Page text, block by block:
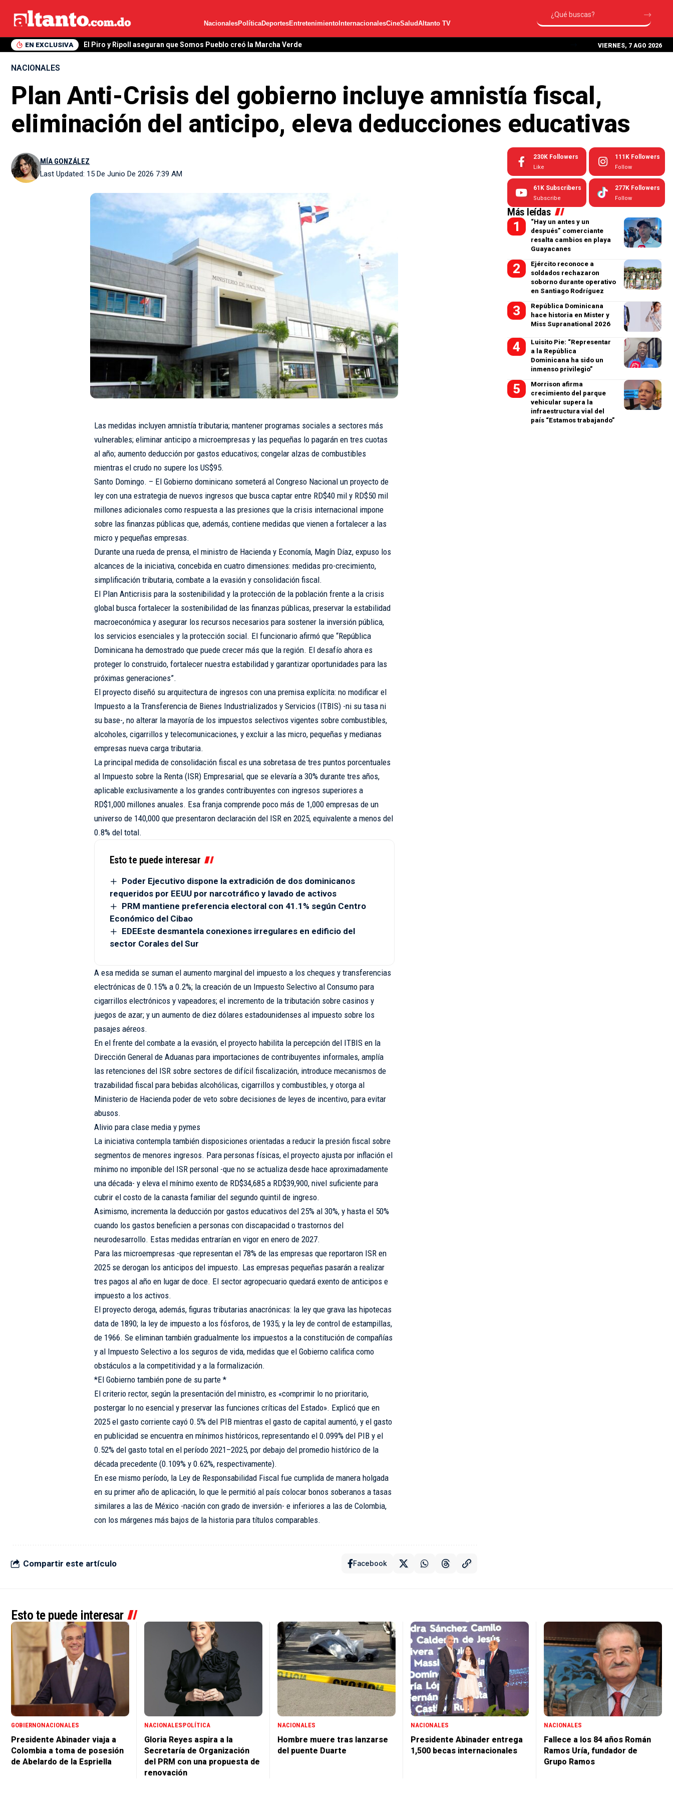
NacionalesPolíticaDeportesEntretenimiento InternacionalesCineSaludAltanto TV
EN EXCLUSIVA El Piro y Ripoll aseguran que Somos Pueblo creó la Marcha Verde VIERNES, 7 AGO 2026
NACIONALES
Plan Anti-Crisis del gobierno incluye amnistía fiscal,
eliminación del anticipo, eleva deducciones educativas
Last Updated: 15 De Junio De 2026 7:39 AM
MÍA GONZÁLEZ
Las medidas incluyen amnistía tributaria; mantener programas sociales a sectores más
vulnerables; eliminar anticipo a microempresas y las pequeñas lo pagarán en tres cuotas
al año; aumento deducción por gastos educativos; congelar alzas de combustibles
mientras el crudo no supere los US$95.
Santo Domingo. – El Gobierno dominicano someterá al Congreso Nacional un proyecto de
ley con una estrategia de nuevos ingresos que busca captar entre RD$40 mil y RD$50 mil
millones adicionales como respuesta a las presiones que la crisis internacional impone
sobre las finanzas públicas que, además, contiene medidas que vienen a fortalecer a las
micro y pequeñas empresas.
Durante una rueda de prensa, el ministro de Hacienda y Economía, Magín Díaz, expuso los
alcances de la iniciativa, concebida en cuatro dimensiones: medidas pro-crecimiento,
simplificación tributaria, combate a la evasión y consolidación fiscal.
El Plan Anticrisis para la sostenibilidad y la protección de la población frente a la crisis
global busca fortalecer la sostenibilidad de las finanzas públicas, preservar la estabilidad
macroeconómica y asegurar los recursos necesarios para sostener la inversión pública,
los servicios esenciales y la protección social. El funcionario afirmó que “República
Dominicana ha demostrado que puede crecer más que la región. El desafío ahora es
proteger lo construido, fortalecer nuestra estabilidad y garantizar oportunidades para las
próximas generaciones”.
El proyecto diseñó su arquitectura de ingresos con una premisa explícita: no modificar el
Impuesto a la Transferencia de Bienes Industrializados y Servicios (ITBIS) -ni su tasa ni
su base-, no alterar la mayoría de los impuestos selectivos vigentes sobre combustibles,
alcoholes, cigarrillos y telecomunicaciones, y excluir a las micro, pequeñas y medianas
empresas nueva carga tributaria.
La principal medida de consolidación fiscal es una sobretasa de tres puntos porcentuales
al Impuesto sobre la Renta (ISR) Empresarial, que se elevaría a 30% durante tres años,
aplicable exclusivamente a los grandes contribuyentes con ingresos superiores a
RD$1,000 millones anuales. Esa franja comprende poco más de 1,000 empresas de un
universo de 140,000 que presentaron declaración del ISR en 2025, equivalente a menos del
0.8% del total.
Esto te puede interesar
Poder Ejecutivo dispone la extradición de dos dominicanos
requeridos por EEUU por narcotráfico y lavado de activos
PRM mantiene preferencia electoral con 41.1% según Centro
Económico del Cibao
EDEEste desmantela conexiones irregulares en edificio del
sector Corales del Sur
A esa medida se suman el aumento marginal del impuesto a los cheques y transferencias
electrónicas de 0.15% a 0.2%; la creación de un Impuesto Selectivo al Consumo para
cigarrillos electrónicos y vapeadores; el incremento de la tributación sobre casinos y
juegos de azar; y un aumento de diez dólares estadounidenses al impuesto sobre los
pasajes aéreos.
En el frente del combate a la evasión, el proyecto habilita la percepción del ITBIS en la
Dirección General de Aduanas para importaciones de contribuyentes informales, amplía
las retenciones del ISR sobre sectores de difícil fiscalización, introduce mecanismos de
trazabilidad fiscal para bebidas alcohólicas, cigarrillos y combustibles, y otorga al
Ministerio de Hacienda poder de veto sobre decisiones de leyes de incentivo, para evitar
abusos.
Alivio para clase media y pymes
La iniciativa contempla también disposiciones orientadas a reducir la presión fiscal sobre
segmentos de menores ingresos. Para personas físicas, el proyecto ajusta por inflación el
mínimo no imponible del ISR personal -que no se actualiza desde hace aproximadamente
una década- y eleva el mínimo exento de RD$34,685 a RD$39,900, nivel suficiente para
cubrir el costo de la canasta familiar del segundo quintil de ingreso.
Asimismo, incrementa la deducción por gastos educativos del 25% al 30%, y hasta el 50%
cuando los gastos beneficien a personas con discapacidad o trastornos del
neurodesarrollo. Estas medidas entrarían en vigor en enero de 2027.
Para las microempresas -que representan el 78% de las empresas que reportaron ISR en
2025 se derogan los anticipos del impuesto. Las empresas pequeñas pasarán a realizar
tres pagos al año en lugar de doce. El sector agropecuario quedará exento de anticipos e
impuesto a los activos.
El proyecto deroga, además, figuras tributarias anacrónicas: la ley que grava las hipotecas
data de 1890; la ley de impuesto a los fósforos, de 1935; y la ley de control de estampillas,
de 1966. Se eliminan también gradualmente los impuestos a la constitución de compañías
y al Impuesto Selectivo a los seguros de vida, medidas que el Gobierno califica como
obstáculos a la competitividad y a la formalización.
*El Gobierno también pone de su parte *
El criterio rector, según la presentación del ministro, es «comprimir lo no prioritario,
postergar lo no esencial y preservar las funciones críticas del Estado». Explicó que en
2025 el gasto corriente cayó 0.5% del PIB mientras el gasto de capital aumentó, y el gasto
en publicidad se encuentra en mínimos históricos, representando el 0.099% del PIB y el
0.52% del gasto total en el período 2021–2025, por debajo del promedio histórico de la
década precedente (0.109% y 0.62%, respectivamente).
En ese mismo período, la Ley de Responsabilidad Fiscal fue cumplida de manera holgada
en su primer año de aplicación, lo que le permitió al país colocar bonos soberanos a tasas
similares a las de México -nación con grado de inversión- e inferiores a las de Colombia,
con los márgenes más bajos de la historia para títulos comparables.
Compartir este artículo Facebook
230K Followers
Like
111K Followers
Follow
61K Subscribers
Subscribe
277K Followers
Follow
Más leídas
“Hay un antes y un
después” comerciante
resalta cambios en playa
Guayacanes
Ejército reconoce a
soldados rechazaron
soborno durante operativo
en Santiago Rodríguez
República Dominicana
hace historia en Mister y
Miss Supranational 2026
Luisito Pie: “Representar
a la República
Dominicana ha sido un
inmenso privilegio”
Morrison afirma
crecimiento del parque
vehicular supera la
infraestructura vial del
país “Estamos trabajando”
Esto te puede interesar
GOBIERNONACIONALES
Presidente Abinader viaja a
Colombia a toma de posesión
de Abelardo de la Espriella
NACIONALESPOLÍTICA
Gloria Reyes aspira a la
Secretaría de Organización
del PRM con una propuesta de
renovación
NACIONALES
Hombre muere tras lanzarse
del puente Duarte
NACIONALES
Presidente Abinader entrega
1,500 becas internacionales
NACIONALES
Fallece a los 84 años Román
Ramos Uría, fundador de
Grupo Ramos